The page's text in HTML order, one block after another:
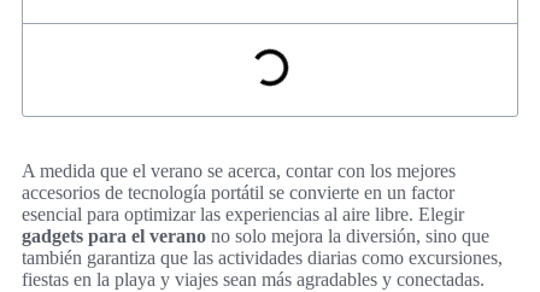
A medida que el verano se acerca, contar con los mejores
accesorios de tecnología portátil se convierte en un factor
esencial para optimizar las experiencias al aire libre. Elegir
gadgets para el verano no solo mejora la diversión, sino que
también garantiza que las actividades diarias como excursiones,
fiestas en la playa y viajes sean más agradables y conectadas.